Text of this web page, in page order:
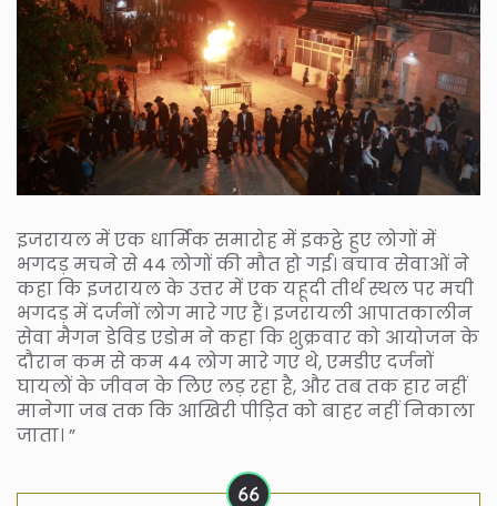
इजरायल में एक धार्मिक समारोह में इकट्ठे हुए लोगों में
भगदड़ मचने से 44 लोगों की मौत हो गई। बचाव सेवाओं ने
कहा कि इजरायल के उत्तर में एक यहूदी तीर्थ स्थल पर मची
भगदड़ में दर्जनों लोग मारे गए हैं। इजरायली आपातकालीन
सेवा मैगन डेविड एडोम ने कहा कि शुक्रवार को आयोजन के
दौरान कम से कम 44 लोग मारे गए थे, एमडीए दर्जनों
घायलों के जीवन के लिए लड़ रहा है, और तब तक हार नहीं
मानेगा जब तक कि आखिरी पीड़ित को बाहर नहीं निकाला
जाता। ”